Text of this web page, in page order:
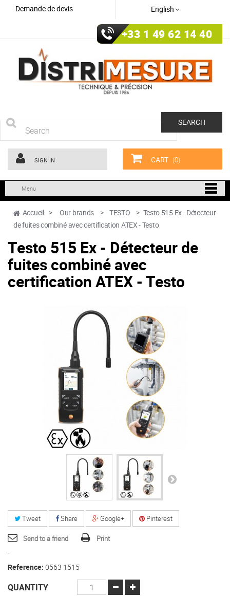
Demande de devis English
+33 1 49 62 14 40
SEARCH
SIGN IN CART (0)
Menu
Accueil > Our brands > TESTO > Testo 515 Ex - Détecteur
de fuites combiné avec certification ATEX - Testo
Testo 515 Ex - Détecteur de
fuites combiné avec
certification ATEX - Testo
Tweet Share Google+ Pinterest
Send to a friend
Print
-
Reference: 0563 1515
QUANTITY